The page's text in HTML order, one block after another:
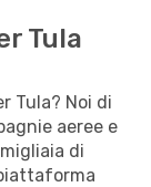
Tula
Tula? Noi di
aeree e
di